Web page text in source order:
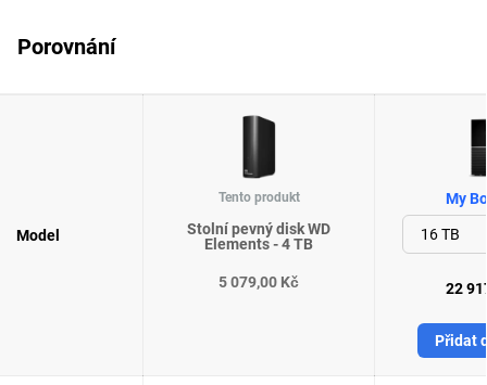
Porovnání
Model
Tento produkt
Stolní pevný disk WD
Elements - 4 TB
5 079,00 Kč
My
22
Přidat